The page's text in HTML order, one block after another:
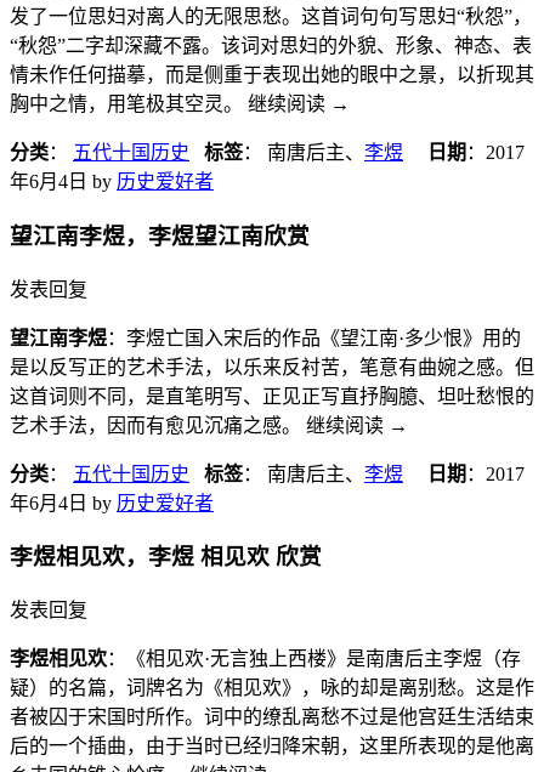
发了一位思妇对离人的无限思愁。这首词句句写思妇“秋怨”，
“秋怨”二字却深藏不露。该词对思妇的外貌、形象、神态、表
情未作任何描摹，而是侧重于表现出她的眼中之景，以折现其
胸中之情，用笔极其空灵。 继续阅读 →
分类： 五代十国历史 标签： 南唐后主、 李煜 日期 ： 2017
年6月4日 by 历史爱好者
望江南李煜，李煜望江南欣赏
发表回复
望江南李煜：李煜亡国入宋后的作品《望江南·多少恨》用的
是以反写正的艺术手法，以乐来反衬苦，笔意有曲婉之感。但
这首词则不同，是直笔明写、正见正写直抒胸臆、坦吐愁恨的
艺术手法，因而有愈见沉痛之感。 继续阅读 →
分类： 五代十国历史 标签： 南唐后主、 李煜 日期 ： 2017
年6月4日 by 历史爱好者
李煜相见欢，李煜 相见欢 欣赏
发表回复
李煜相见欢：《相见欢·无言独上西楼》是南唐后主李煜（存
疑）的名篇，词牌名为《相见欢》，咏的却是离别愁。这是作
者被囚于宋国时所作。词中的缭乱离愁不过是他宫廷生活结束
后的一个插曲，由于当时已经归降宋朝，这里所表现的是他离